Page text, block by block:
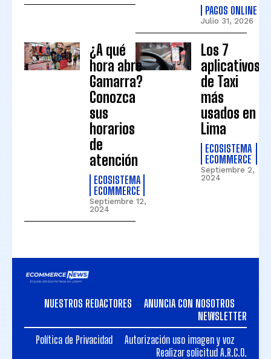
PAGOS ONLINE
Julio 31, 2026
¿A qué
hora abre
Gamarra?
Conozca
sus
horarios
de
atención
ECOSISTEMA
ECOMMERCE
Septiembre 12,
2024
Los 7
aplicativos
de Taxi
más
usados en
Lima
ECOSISTEMA
ECOMMERCE
Septiembre 2,
2024
NUESTROS REDACTORES
ANUNCIA CON NOSOTROS
NEWSLETTER
Política de Privacidad
Autorización uso imagen y voz
Realizar solicitud A.R.C.O.